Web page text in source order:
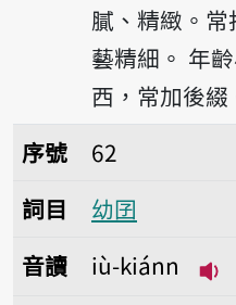
膩、精緻。
藝精細。 年
西，常加後綴
序號62幼囝
序號
62
詞目
幼囝
音讀
iù-kiánn